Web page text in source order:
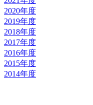
2020年度
2019年度
2018年度
2017年度
2016年度
2015年度
2014年度